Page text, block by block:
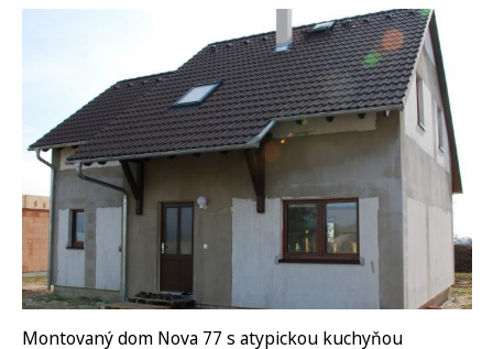
Montovaný dom Nova 77 s atypickou kuchyňou